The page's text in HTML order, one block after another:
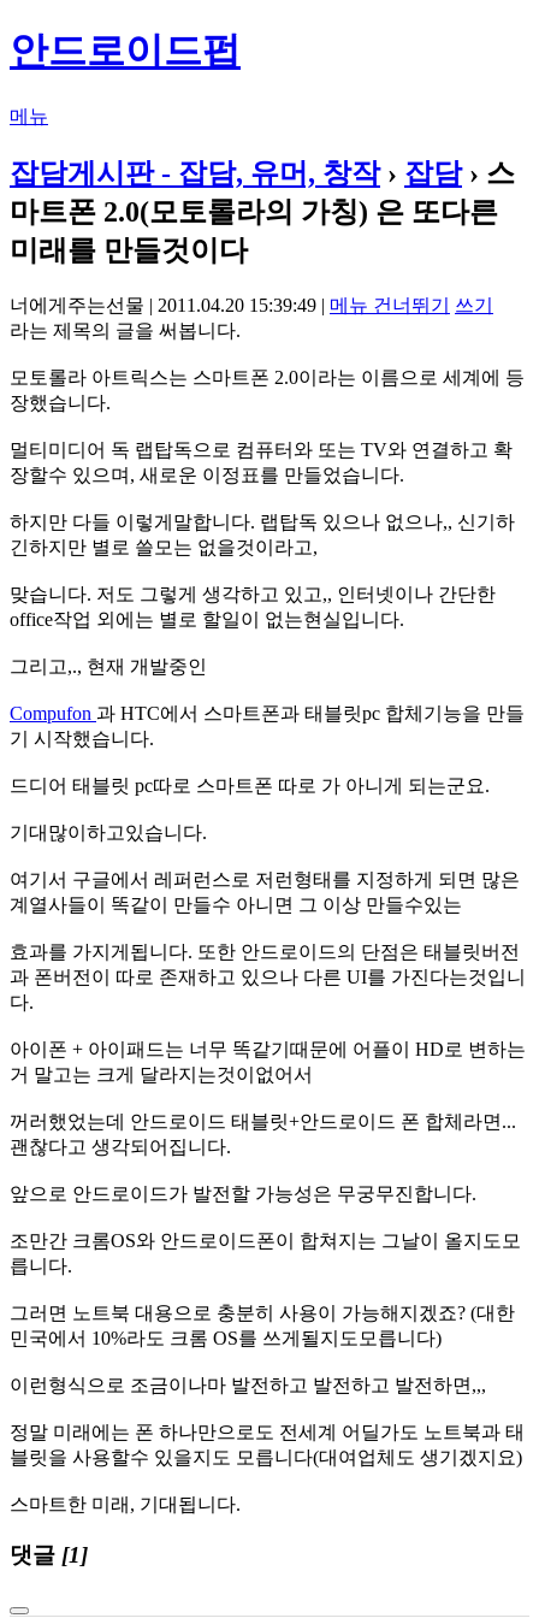
안드로이드펍
메뉴
잡담게시판 - 잡담, 유머, 창작› 잡담› 스
마트폰 2.0(모토롤라의 가칭) 은 또다른
미래를 만들것이다
너에게주는선물 | 2011.04.20 15:39:49 | 메뉴 건너뛰기
쓰기
라는 제목의 글을 써봅니다.
모토롤라 아트릭스는 스마트폰 2.0이라는 이름으로 세계에 등
장했습니다.
멀티미디어 독 랩탑독으로 컴퓨터와 또는 TV와 연결하고 확
장할수 있으며, 새로운 이정표를 만들었습니다.
하지만 다들 이렇게말합니다. 랩탑독 있으나 없으나,, 신기하
긴하지만 별로 쓸모는 없을것이라고,
맞습니다. 저도 그렇게 생각하고 있고,, 인터넷이나 간단한
office작업 외에는 별로 할일이 없는현실입니다.
그리고,., 현재 개발중인
Compufon 과 HTC에서 스마트폰과 태블릿pc 합체기능을 만들
기 시작했습니다.
드디어 태블릿 pc따로 스마트폰 따로 가 아니게 되는군요.
기대많이하고있습니다.
여기서 구글에서 레퍼런스로 저런형태를 지정하게 되면 많은
계열사들이 똑같이 만들수 아니면 그 이상 만들수있는
효과를 가지게됩니다. 또한 안드로이드의 단점은 태블릿버전
과 폰버전이 따로 존재하고 있으나 다른 UI를 가진다는것입니
다.
아이폰 + 아이패드는 너무 똑같기때문에 어플이 HD로 변하는
거 말고는 크게 달라지는것이없어서
꺼러했었는데 안드로이드 태블릿+안드로이드 폰 합체라면...
괜찮다고 생각되어집니다.
앞으로 안드로이드가 발전할 가능성은 무궁무진합니다.
조만간 크롬OS와 안드로이드폰이 합쳐지는 그날이 올지도모
릅니다.
그러면 노트북 대용으로 충분히 사용이 가능해지겠죠? (대한
민국에서 10%라도 크롬 OS를 쓰게될지도모릅니다)
이런형식으로 조금이나마 발전하고 발전하고 발전하면,,,
정말 미래에는 폰 하나만으로도 전세계 어딜가도 노트북과 태
블릿을 사용할수 있을지도 모릅니다(대여업체도 생기겠지요)
스마트한 미래, 기대됩니다.
댓글 [1]